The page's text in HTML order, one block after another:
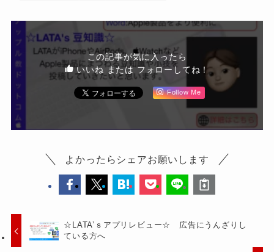
この記事が気に入ったら
いいね または フォローしてね！
Follow Me
よかったらシェアお願いします
☆LATA’ｓアプリレビュー☆ 広告にうんざりし
ている方へ